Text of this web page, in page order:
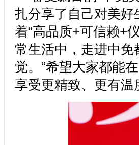
扎分享了自己对美
着“高品质+可信赖+
常生活中，走进中免
觉。“希望大家都能
享受更精致、更有温